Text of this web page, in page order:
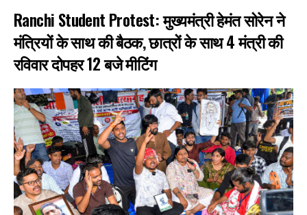
Ranchi Student Protest: मुख्यमंत्री हेमंत सोरेन ने
मंत्रियों के साथ की बैठक, छात्रों के साथ 4 मंत्री की
रविवार दोपहर 12 बजे मीटिंग